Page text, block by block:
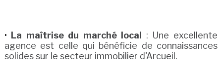
La maîtrise du marché local
: Une excellente
agence est celle qui bénéficie de connaissances
solides sur le secteur immobilier d'Arcueil.